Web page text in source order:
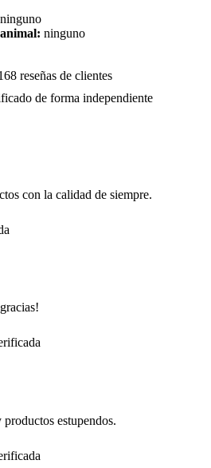
ninguno
ninguno
reseñas de clientes
de forma independiente
con la calidad de siempre.
estupendos.